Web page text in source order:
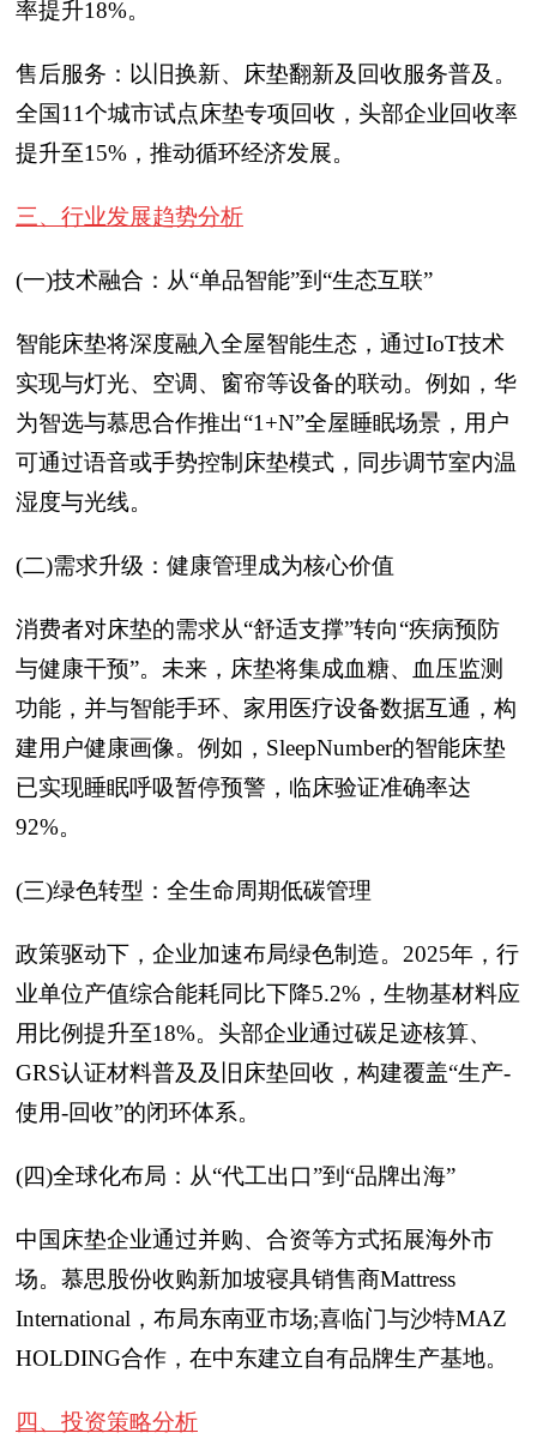
率提升18%。
售后服务：以旧换新、床垫翻新及回收服务普及。
全国11个城市试点床垫专项回收，头部企业回收率
提升至15%，推动循环经济发展。
三、行业发展趋势分析
(一)技术融合：从“单品智能”到“生态互联”
智能床垫将深度融入全屋智能生态，通过IoT技术
实现与灯光、空调、窗帘等设备的联动。例如，华
为智选与慕思合作推出“1+N”全屋睡眠场景，用户
可通过语音或手势控制床垫模式，同步调节室内温
湿度与光线。
(二)需求升级：健康管理成为核心价值
消费者对床垫的需求从“舒适支撑”转向“疾病预防
与健康干预”。未来，床垫将集成血糖、血压监测
功能，并与智能手环、家用医疗设备数据互通，构
建用户健康画像。例如，SleepNumber的智能床垫
已实现睡眠呼吸暂停预警，临床验证准确率达
92%。
(三)绿色转型：全生命周期低碳管理
政策驱动下，企业加速布局绿色制造。2025年，行
业单位产值综合能耗同比下降5.2%，生物基材料应
用比例提升至18%。头部企业通过碳足迹核算、
GRS认证材料普及及旧床垫回收，构建覆盖“生产-
使用-回收”的闭环体系。
(四)全球化布局：从“代工出口”到“品牌出海”
中国床垫企业通过并购、合资等方式拓展海外市
场。慕思股份收购新加坡寝具销售商Mattress
International，布局东南亚市场;喜临门与沙特MAZ
HOLDING合作，在中东建立自有品牌生产基地。
四、投资策略分析